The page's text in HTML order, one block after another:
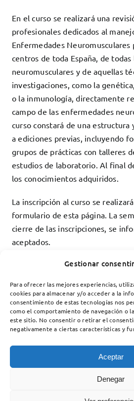
Gestionar
Para ofrecer las mejores experiencias,
cookies para almacenar y/o acceder a la
consentimiento de estas tecnologías nos
como el comportamiento de navegación o
este sitio. No consentir o retirar el
negativamente a ciertas características y
Aceptar
Denegar
En el curso se realizará una
profesionales dedicados al
Enfermedades Neuromusculares
centros de toda España, de
neuromusculares y de aquellas
investigaciones, como la
o la inmunología, directamente
campo de las enfermedades
curso constará de una
a ediciones previas, incluyendo
grupos de prácticas con talleres
estudios de laboratorio. Al final
los conocimientos adquiridos.
La inscripción al curso se
formulario de esta página. La
cierre de las inscripciones, se
aceptados.
Más Información e
Unidad de Enfermedades
Hospital Santa Creu i